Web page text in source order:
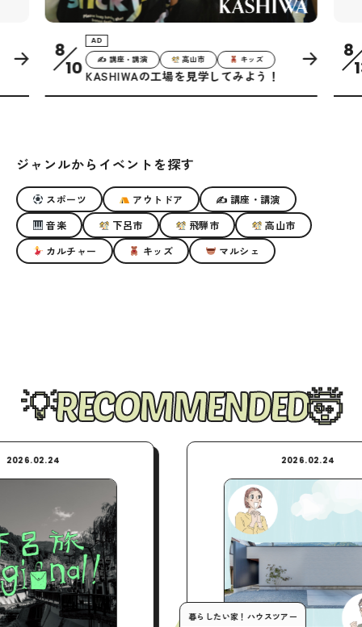
講座・講演 高山市 キッズ
の工場を見学してみよう！
8
13 音楽 下
葵鐘会
ジャンルからイベントを探す
スポーツ アウトドア
✍ 講座・講演
音楽
下呂市 飛騨市
高山市
カルチャー
キッズ マルシェ
RECOMMENDED
暮らしたい家！ハウスツアー